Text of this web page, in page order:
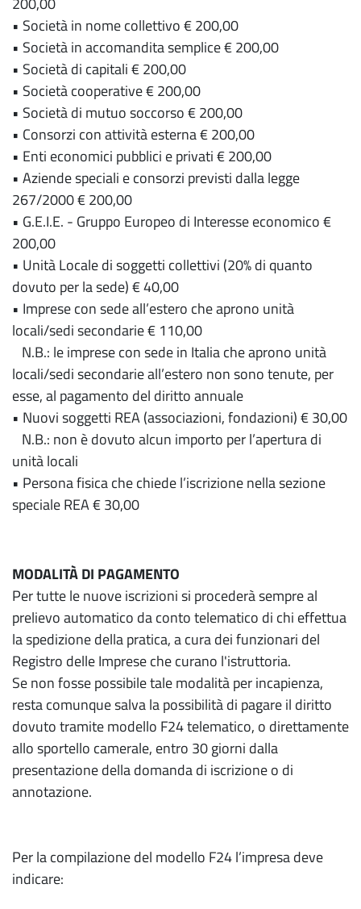
• Società in nome collettivo € 200,00
• Società in accomandita semplice € 200,00
• Società di capitali € 200,00
• Società cooperative € 200,00
• Società di mutuo soccorso € 200,00
• Consorzi con attività esterna € 200,00
• Enti economici pubblici e privati € 200,00
• Aziende speciali e consorzi previsti dalla legge
267/2000 € 200,00
• G.E.I.E. - Gruppo Europeo di Interesse economico €
200,00
• Unità Locale di soggetti collettivi (20% di quanto
dovuto per la sede) € 40,00
• Imprese con sede all’estero che aprono unità
locali/sedi secondarie € 110,00
N.B.: le imprese con sede in Italia che aprono unità
locali/sedi secondarie all’estero non sono tenute, per
esse, al pagamento del diritto annuale
• Nuovi soggetti REA (associazioni, fondazioni) € 30,00
N.B.: non è dovuto alcun importo per l’apertura di
unità locali
• Persona fisica che chiede l’iscrizione nella sezione
speciale REA € 30,00
MODALITÀ DI PAGAMENTO
Per tutte le nuove iscrizioni si procederà sempre al
prelievo automatico da conto telematico di chi effettua
la spedizione della pratica, a cura dei funzionari del
Registro delle Imprese che curano l'istruttoria.
Se non fosse possibile tale modalità per incapienza,
resta comunque salva la possibilità di pagare il diritto
dovuto tramite modello F24 telematico, o direttamente
allo sportello camerale, entro 30 giorni dalla
presentazione della domanda di iscrizione o di
annotazione.
Per la compilazione del modello F24 l’impresa deve
indicare: